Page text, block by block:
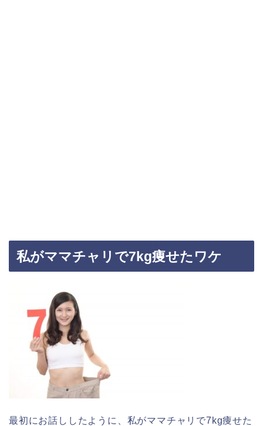
私がママチャリで7kg痩せたワケ
最初にお話ししたように、私がママチャリで7kg痩せた